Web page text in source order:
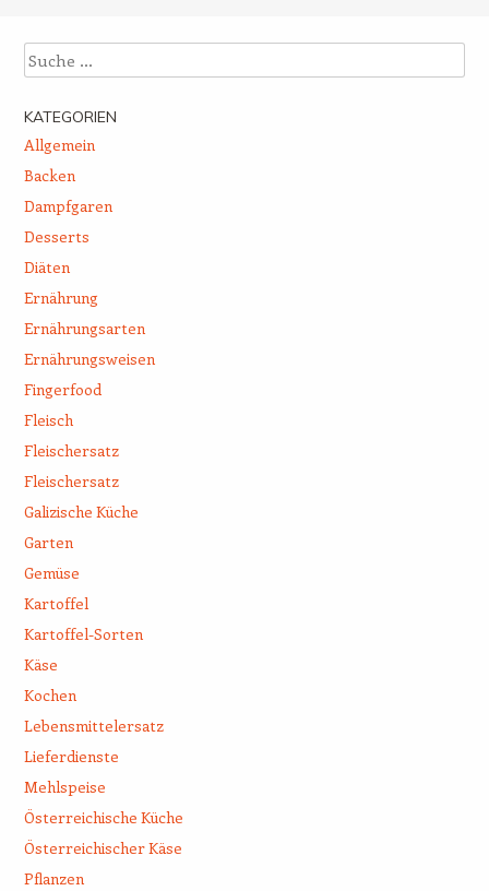
Suche
KATEGORIEN
Allgemein
Backen
Dampfgaren
Desserts
Diäten
Ernährung
Ernährungsarten
Ernährungsweisen
Fingerfood
Fleisch
Fleischersatz
Fleischersatz
Galizische Küche
Garten
Gemüse
Kartoffel
Kartoffel-Sorten
Käse
Kochen
Lebensmittelersatz
Lieferdienste
Mehlspeise
Österreichische Küche
Österreichischer Käse
Pflanzen